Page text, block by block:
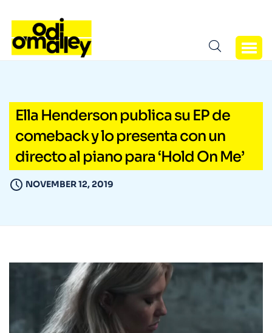
Ella Henderson publica su EP de
comeback y lo presenta con un
directo al piano para ‘Hold On Me’
NOVEMBER 12, 2019